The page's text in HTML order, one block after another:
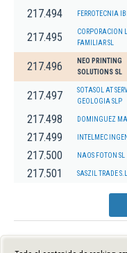
217.494 FERROTECNIA
217.495
CORPORACION
FAMILIAR SL
217.496
NEO PRINTING
SOLUTIONS SL
217.497
SOTASOL AT
GEOLOGIA SLP
217.498 DOMINGUEZ
217.499 INTELMEC
217.500 NAOS FOTON SL
217.501 SASZIL TRADE S.L.